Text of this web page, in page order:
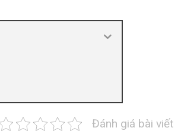
Đánh giá bài viết